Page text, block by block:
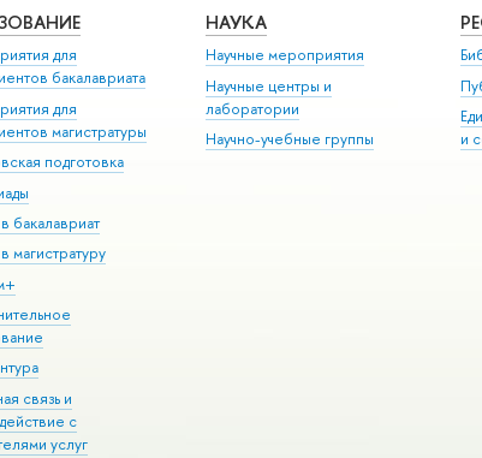
для
бакалавриата
для
магистратуры
подготовка
бакалавриат
магистратуру
связь и
с
услуг
НАУКА
Научные мероприятия
Научные центры и
лаборатории
Научно-учебные группы
и